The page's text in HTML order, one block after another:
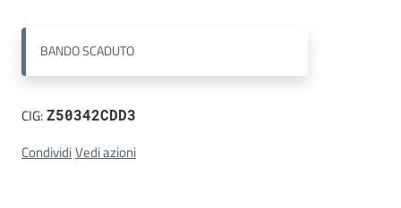
BANDOSCADUTO
CIG:Z50342CDD3
CondividiVedi azioni